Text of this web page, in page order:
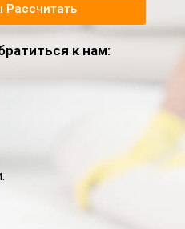
к нам: